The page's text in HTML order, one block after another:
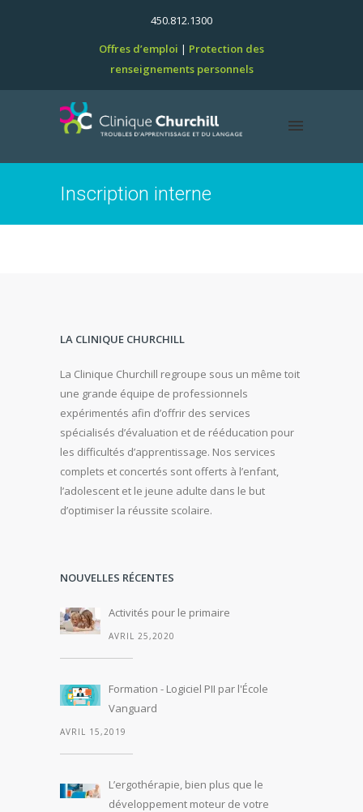
450.812.1300
Offres d’emploi
Protection des
renseignements personnels
Inscription interne
LA CLINIQUE CHURCHILL
La Clinique Churchill regroupe sous un même toit
une grande équipe de professionnels
expérimentés afin d’offrir des services
spécialisés d’évaluation et de rééducation pour
les difficultés d’apprentissage. Nos services
complets et concertés sont offerts à l’enfant,
l’adolescent et le jeune adulte dans le but
d’optimiser la réussite scolaire.
NOUVELLES RÉCENTES
Activités pour le primaire
AVRIL 25,2020
Formation - Logiciel PII par l'École
Vanguard
AVRIL 15,2019
L’ergothérapie, bien plus que le
développement moteur de votre